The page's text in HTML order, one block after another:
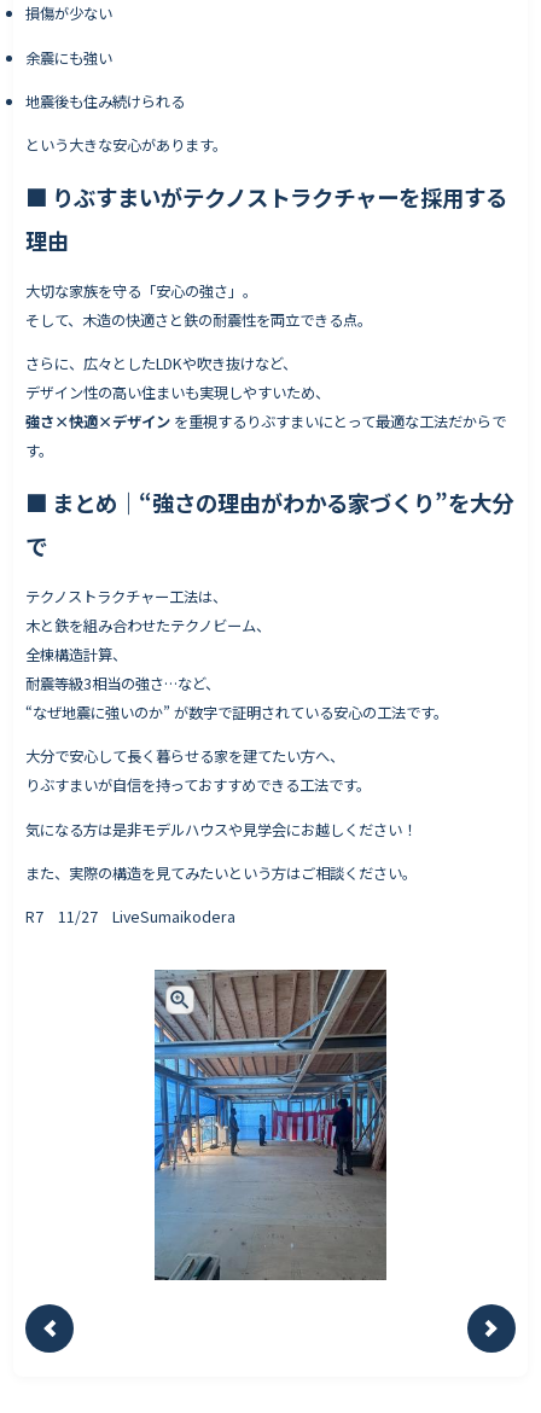
損傷が少ない
余震にも強い
地震後も住み続けられる
という大きな安心があります。
■ りぶすまいがテクノストラクチャーを採用する
理由
大切な家族を守る「安心の強さ」。
そして、木造の快適さと鉄の耐震性を両立できる点。
さらに、広々としたLDKや吹き抜けなど、
デザイン性の高い住まいも実現しやすいため、
強さ×快適×デザイン を重視するりぶすまいにとって最適な工法だからで
す。
■ まとめ｜“強さの理由がわかる家づくり”を大分
で
テクノストラクチャー工法は、
木と鉄を組み合わせたテクノビーム、
全棟構造計算、
耐震等級3相当の強さ…など、
“なぜ地震に強いのか” が数字で証明されている安心の工法です。
大分で安心して長く暮らせる家を建てたい方へ、
りぶすまいが自信を持っておすすめできる工法です。
気になる方は是非モデルハウスや見学会にお越しください！
また、実際の構造を見てみたいという方はご相談ください。
R7 11/27 LiveSumaikodera